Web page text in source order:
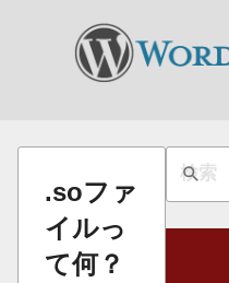
.soファ
イルっ
て何？